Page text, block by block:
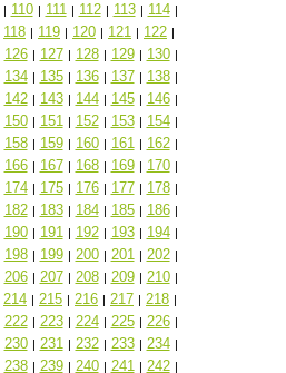
| 110 | 111 | 112 | 113 | 114 |
118 | 119 | 120 | 121 | 122 |
126 | 127 | 128 | 129 | 130 |
134 | 135 | 136 | 137 | 138 |
142 | 143 | 144 | 145 | 146 |
150 | 151 | 152 | 153 | 154 |
158 | 159 | 160 | 161 | 162 |
166 | 167 | 168 | 169 | 170 |
174 | 175 | 176 | 177 | 178 |
182 | 183 | 184 | 185 | 186 |
190 | 191 | 192 | 193 | 194 |
198 | 199 | 200 | 201 | 202 |
206 | 207 | 208 | 209 | 210 |
214 | 215 | 216 | 217 | 218 |
222 | 223 | 224 | 225 | 226 |
230 | 231 | 232 | 233 | 234 |
238 | 239 | 240 | 241 | 242 |